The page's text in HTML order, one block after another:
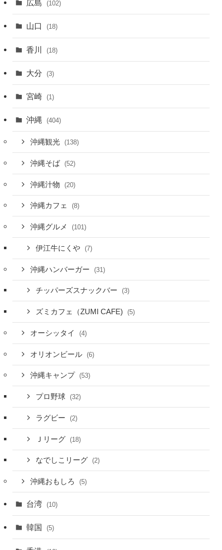
広島 (102)
山口 (18)
香川 (18)
大分 (3)
宮崎 (1)
沖縄 (404)
沖縄観光 (138)
沖縄そば (52)
沖縄汁物 (20)
沖縄カフェ (8)
沖縄グルメ (101)
伊江牛にくや (7)
沖縄ハンバーガー (31)
チッパーズスナックバー (3)
ズミカフェ（ZUMI CAFE) (5)
オーシッタイ (4)
オリオンビール (6)
沖縄キャンプ (53)
プロ野球 (32)
ラグビー (2)
Ｊリーグ (18)
なでしこリーグ (2)
沖縄おもしろ (5)
台湾 (10)
韓国 (5)